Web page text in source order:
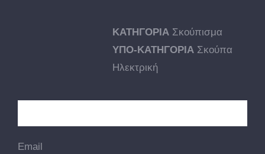
ΚΑΤΗΓΟΡΙΑ Σκούπισμα
ΥΠΟ-ΚΑΤΗΓΟΡΙΑ Σκούπα
Ηλεκτρική
Email